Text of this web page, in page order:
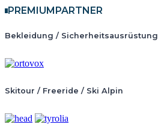
PREMIUMPARTNER
Bekleidung / Sicherheitsausrüstung
Skitour / Freeride / Ski Alpin